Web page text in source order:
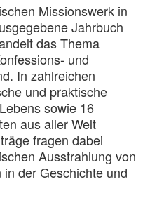
Missionswerk in
Jahrbuch
das Thema
und
In zahlreichen
und praktische
sowie 16
aus aller Welt
fragen dabei
Ausstrahlung von
der Geschichte und